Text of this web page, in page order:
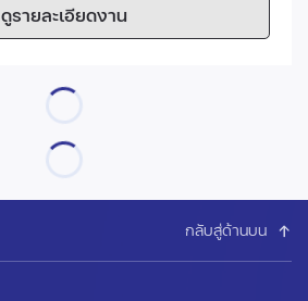
ดูรายละเอียดงาน
กลับสู่ด้านบน